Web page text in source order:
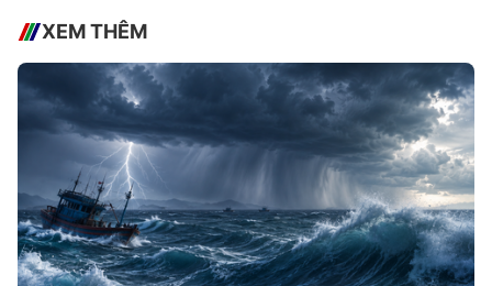
XEM THÊM